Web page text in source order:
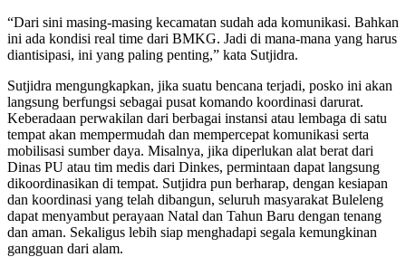
“Dari sini masing-masing kecamatan sudah ada komunikasi. Bahkan
ini ada kondisi real time dari BMKG. Jadi di mana-mana yang harus
diantisipasi, ini yang paling penting,” kata Sutjidra.
Sutjidra mengungkapkan, jika suatu bencana terjadi, posko ini akan
langsung berfungsi sebagai pusat komando koordinasi darurat.
Keberadaan perwakilan dari berbagai instansi atau lembaga di satu
tempat akan mempermudah dan mempercepat komunikasi serta
mobilisasi sumber daya. Misalnya, jika diperlukan alat berat dari
Dinas PU atau tim medis dari Dinkes, permintaan dapat langsung
dikoordinasikan di tempat. Sutjidra pun berharap, dengan kesiapan
dan koordinasi yang telah dibangun, seluruh masyarakat Buleleng
dapat menyambut perayaan Natal dan Tahun Baru dengan tenang
dan aman. Sekaligus lebih siap menghadapi segala kemungkinan
gangguan dari alam.